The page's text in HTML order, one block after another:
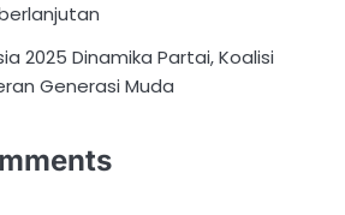
2025 Dinamika Partai, Koalisi
Generasi Muda